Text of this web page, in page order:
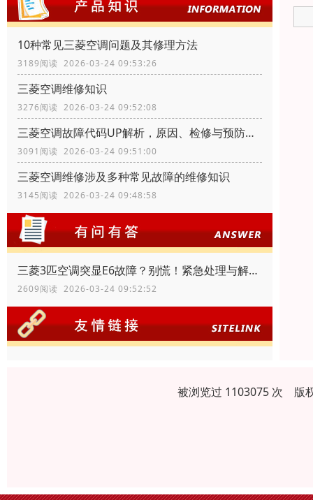
10种常见三菱空调问题及其修理方法
3189阅读 2026-03-24 09:53:26
三菱空调维修知识
3276阅读 2026-03-24 09:52:08
三菱空调故障代码UP解析，原因、检修与预防措施
3091阅读 2026-03-24 09:51:00
三菱空调维修涉及多种常见故障的维修知识
3145阅读 2026-03-24 09:48:58
三菱3匹空调突显E6故障？别慌！紧急处理与解决指南
2609阅读 2026-03-24 09:52:52
被浏览过 1103075 次 版